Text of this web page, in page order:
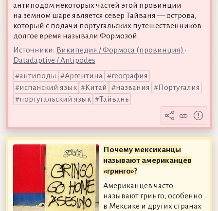
антиподом некоторых частей этой провинции
на земном шаре является север Тайваня — острова,
который с подачи португальских путешественников
долгое время называли Формозой.
Источники: Википедия / Формоса (провинция) •
Datadaptive / Antipodes
антиподы
Аргентина
география
испанский язык
Китай названия
Португалия
португальский язык
Тайвань
Почему мексиканцы
называют американцев
«гринго»?
Американцев часто
называют гринго, особенно
в Мексике и других странах